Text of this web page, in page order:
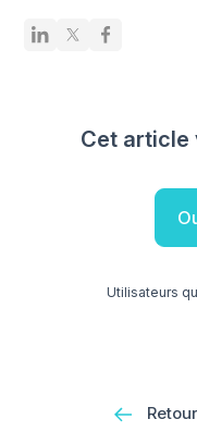
Cet article
Utilisateurs